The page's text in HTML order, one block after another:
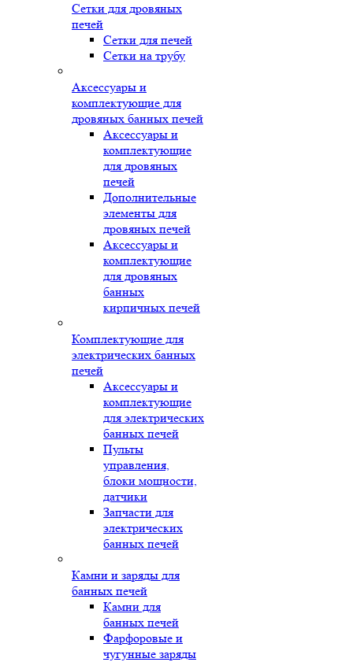
Сетки для дровяных
печей
Сетки для печей
Сетки на трубу
Аксессуары и
комплектующие для
дровяных банных печей
Аксессуары и
комплектующие
для дровяных
печей
Дополнительные
элементы для
дровяных печей
Аксессуары и
комплектующие
для дровяных
банных
кирпичных печей
Комплектующие для
электрических банных
печей
Аксессуары и
комплектующие
для электрических
банных печей
Пульты
управления,
блоки мощности,
датчики
Запчасти для
электрических
банных печей
Камни и заряды для
банных печей
Камни для
банных печей
Фарфоровые и
чугунные заряды